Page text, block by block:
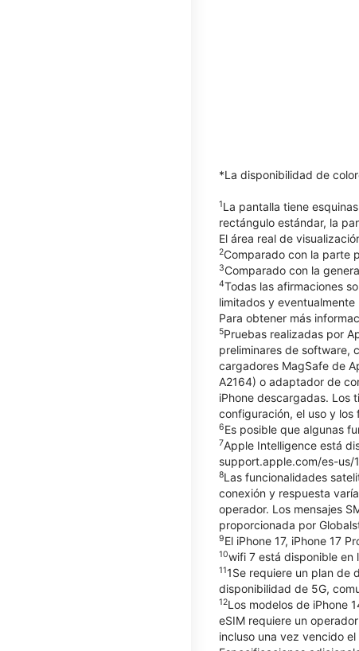
*La disponibilidad de
1La pantalla tiene
rectángulo estándar, la
El área real de
2Comparado con la parte
3Comparado con la
4Todas las afirmaciones
limitados y
Para obtener más
5Pruebas realizadas por
preliminares de software,
cargadores MagSafe de
A2164) o adaptador de
iPhone descargadas. Los
configuración, el uso y los
6Es posible que algunas
7Apple Intelligence está
support.apple.com/es-us/
8Las funcionalidades
conexión y respuesta
operador. Los mensajes
proporcionada por
9El iPhone 17, iPhone 17
10wifi 7 está disponible en
111Se requiere un plan de
disponibilidad de 5G,
12Los modelos de iPhone
eSIM requiere un
incluso una vez vencido